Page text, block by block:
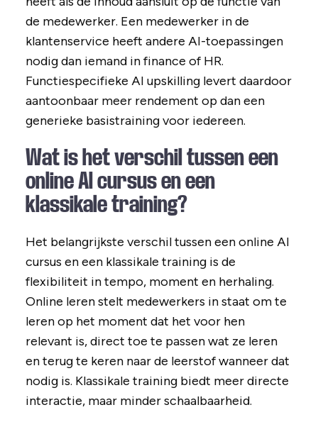
de medewerker. Een medewerker in de
klantenservice heeft andere AI-toepassingen
nodig dan iemand in finance of HR.
Functiespecifieke AI upskilling levert daardoor
aantoonbaar meer rendement op dan een
generieke basistraining voor iedereen.
Wat is het verschil tussen een
online AI cursus en een
klassikale training?
Het belangrijkste verschil tussen een online AI
cursus en een klassikale training is de
flexibiliteit in tempo, moment en herhaling.
Online leren stelt medewerkers in staat om te
leren op het moment dat het voor hen
relevant is, direct toe te passen wat ze leren
en terug te keren naar de leerstof wanneer dat
nodig is. Klassikale training biedt meer directe
interactie, maar minder schaalbaarheid.